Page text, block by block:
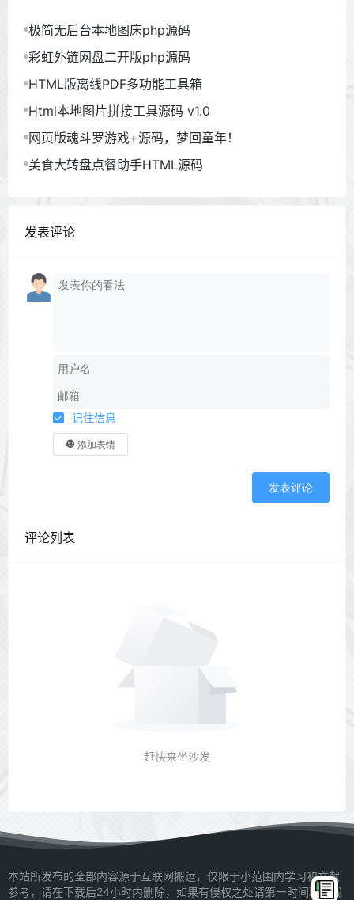
极简无后台本地图床php源码
彩虹外链网盘二开版php源码
HTML版离线PDF多功能工具箱
Html本地图片拼接工具源码 v1.0
网页版魂斗罗游戏+源码，梦回童年！
美食大转盘点餐助手HTML源码
发表评论
记住信息
添加表情
发表评论
评论列表
赶快来坐沙发
本站所发布的全部内容源于互联网搬运，仅限于小范围内学习和文献
参考，请在下载后24小时内删除，如果有侵权之处请第一时间联系我